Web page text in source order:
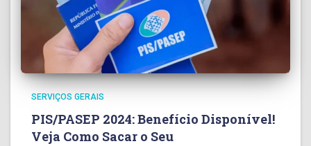
SERVIÇOS GERAIS
PIS/PASEP 2024: Benefício Disponível!
Veja Como Sacar o Seu